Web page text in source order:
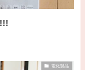
電化製品